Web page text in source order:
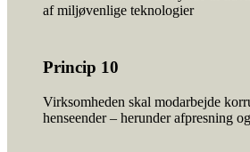
af miljøvenlige teknologier
Princip 10
Virksomheden skal modarbejde
henseender – herunder afpresning